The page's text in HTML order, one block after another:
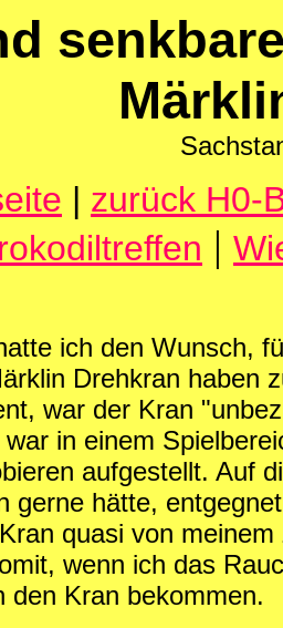
| zurück H0-
|
ich den Wunsch,
Drehkran haben
war der Kran
in einem
aufgestellt. Auf
gerne hätte,
quasi von
wenn ich das
den Kran bekommen.